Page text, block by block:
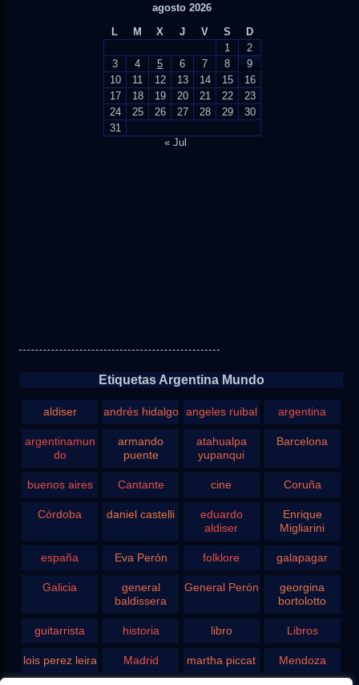
agosto 2026
L
M X J V S
D
1
2
3
4 5 6 7 8
9
10
11 12 13 14 15
16
17
18 19 20 21 22
23
24
25 26 27 28 29
30
31
« Jul
Etiquetas Argentina Mundo
aldiser andrés hidalgo angeles ruibal argentina
argentinamun
do
armando
puente
atahualpa
yupanqui
Barcelona
buenos aires Cantante cine Coruña
Córdoba daniel castelli
eduardo
aldiser
Enrique
Migliarini
españa Eva Perón folklore galapagar
Galicia
general
baldissera
General Perón
georgina
bortolotto
guitarrista historia libro Libros
lois perez leira Madrid martha piccat Mendoza